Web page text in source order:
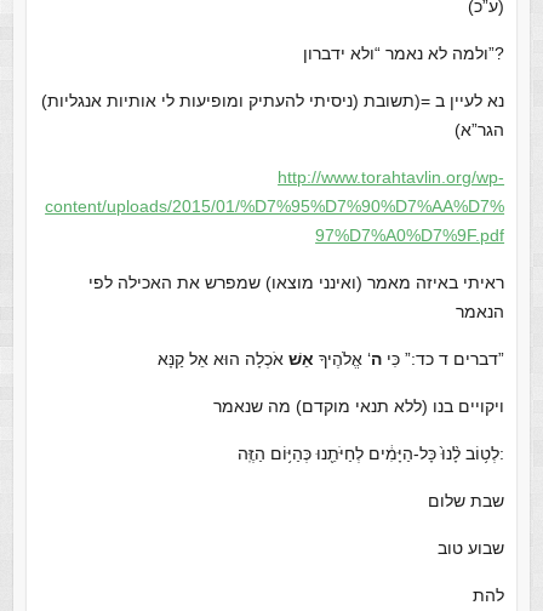
(ע”כ)
ולמה לא נאמר “ולא ידברון”?
(ניסיתי להעתיק ומופיעות לי אותיות אנגליות) נא לעיין ב =(תשובת
הגר”א)
http://www.torahtavlin.org/wp-
content/uploads/2015/01/%D7%95%D7%90%D7%AA%D7%
97%D7%A0%D7%9F.pdf
ראיתי באיזה מאמר (ואינני מוצאו) שמפרש את האכילה לפי
הנאמר
דברים ד כד:” כִּי ה‘ אֱלֹהֶיךָ אֵשׁ אֹכְלָה הוּא אֵל קַנָּא”
ויקויים בנו (ללא תנאי מוקדם) מה שנאמר
לְט֥וֹב לָ֨נוּ֙ כָּל-הַיָּמִ֔ים לְחַיֹּתֵ֖נוּ כְּהַיּ֥וֹם הַזֶּֽה:
שבת שלום
שבוע טוב
להת